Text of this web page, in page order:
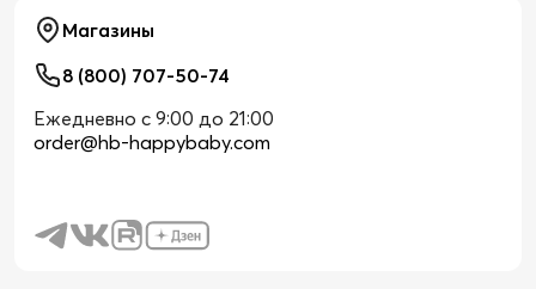
Магазины
8 (800) 707-50-74
Ежедневно с 9:00 до 21:00
order@hb-happybaby.com